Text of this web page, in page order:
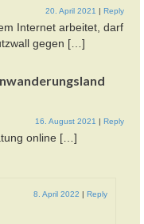
20. April 2021 | Reply
Internet arbeitet, darf
gegen […]
16. August 2021 | Reply
online […]
8. April 2022 | Reply